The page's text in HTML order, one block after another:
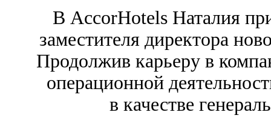
В AccorHotels Наталия
заместителя директора
Продолжив карьеру в
операционной
в качестве